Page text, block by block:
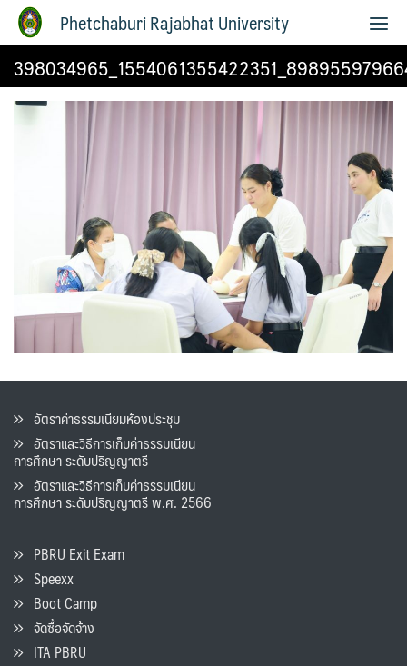
Phetchaburi Rajabhat University
อัตราค่าธรรมเนียมห้องประชุม
อัตราและวิธีการเก็บค่าธรรมเนียน
การศึกษา ระดับปริญญาตรี
อัตราและวิธีการเก็บค่าธรรมเนียน
การศึกษา ระดับปริญญาตรี พ.ศ. 2566
PBRU Exit Exam
Speexx
Boot Camp
จัดซื้อจัดจ้าง
ITA PBRU